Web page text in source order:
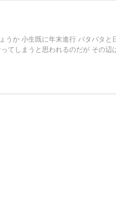
うか 小生既に年末進行 バタバタ
てしまうと思われるのだが その